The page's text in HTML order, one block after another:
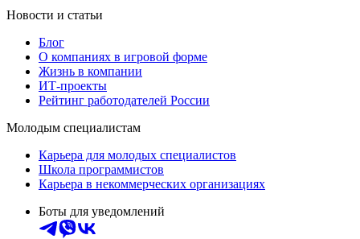
Новости и статьи
Блог
О компаниях в игровой форме
Жизнь в компании
ИТ-проекты
Рейтинг работодателей России
Молодым специалистам
Карьера для молодых специалистов
Школа программистов
Карьера в некоммерческих организациях
Боты для уведомлений